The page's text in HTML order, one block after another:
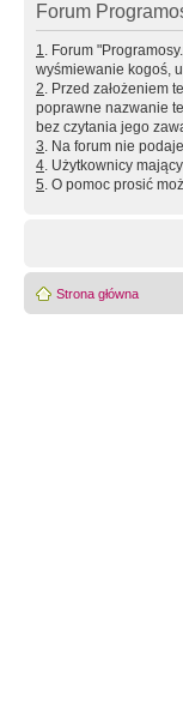
Forum
1. Forum
wyśmiewanie kogoś,
2. Przed założeniem
poprawne nazwanie
bez czytania jego
3. Na forum nie
4. Użytkownicy
5. O pomoc prosić
Strona główna